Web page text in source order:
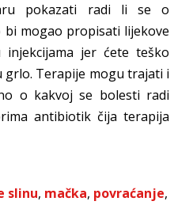
pokazati radi li se o
mogao propisati lijekove
jer ćete teško
Terapije mogu trajati i
o kakvoj se bolesti radi
antibiotik čija terapija
slinu, mačka, povraćanje,